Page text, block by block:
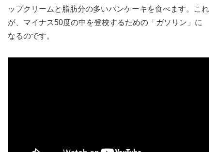
ップクリームと脂肪分の多いパンケーキを食べます。これ
が、マイナス50度の中を登校するための「ガソリン」に
なるのです。